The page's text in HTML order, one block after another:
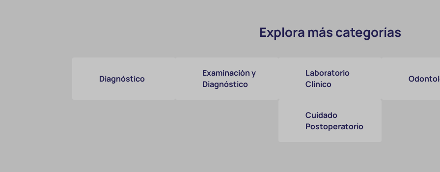
Explora más categorías
Diagnóstico
Examinación y
Diagnóstico
Laboratorio
Clínico
Cuidado
Postoperatorio